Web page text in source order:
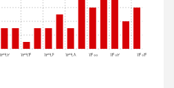
1392 1394 1396 1398 1400 1402 1404